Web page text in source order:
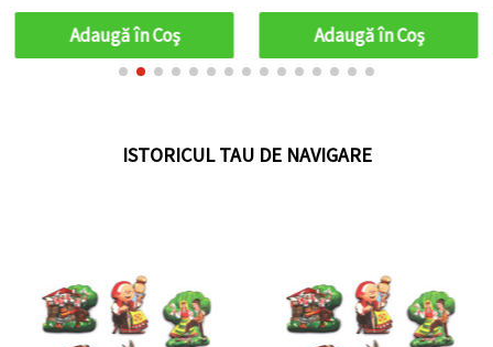
Adaugă în Coş Adaugă în Coş
ISTORICUL TAU DE NAVIGARE